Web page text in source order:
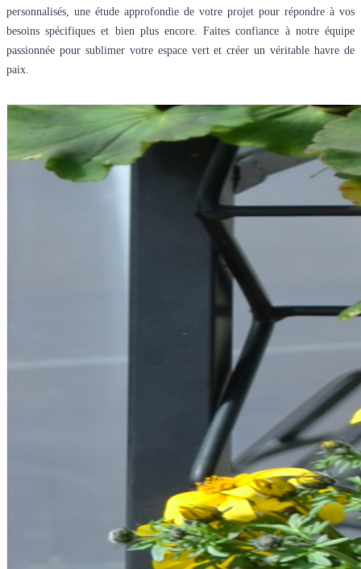
personnalisés, une étude approfondie de votre projet pour répondre à vos
besoins spécifiques et bien plus encore. Faites confiance à notre équipe
passionnée pour sublimer votre espace vert et créer un véritable havre de
paix.